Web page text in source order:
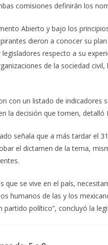
comisiones definirán los
Abierto y bajo los
dieron a conocer su
respecto a su
de la sociedad
con un listado de indicadores
la decisión que tomen, detalló
señala que a más tardar el
el dictamen de la terna,
que se vive en el país,
humanos de las y los
político”, concluyó la